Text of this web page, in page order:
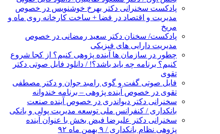
پادکست سخنرانی دکتر بهرخ خوشنویس در خصوص
مدیریت و اقتصاد در فضا + ساخت کارخانه روی ماه و
مریخ
پادکست/ سخنان دکتر سعید رمضانی در خصوص
مدیریت دارایی های فیزیکی
چطور در سازمان ها آینده پژوهی کنیم؟ از کجا شروع
کنیم؟ برنامه چه باید باشد؟! / دانلود فایل صوتی دکتر
تقوی
فایل صوتی گفت و گوی رامبد جوان و دکتر مصطفی
تقوی در خصوص آینده پژوهی – برنامه خندوانه
سخنرانی دکتر دیواندری در خصوص آینده صنعت
بانکداری / کنفرانس ملی توسعه مدیریت پولی و بانکی
سخنرانی دکتر علیرضا فیض بخش با عنوان آینده
پژوهی نظام بانکداری / ۹ بهمن ماه ۹۲